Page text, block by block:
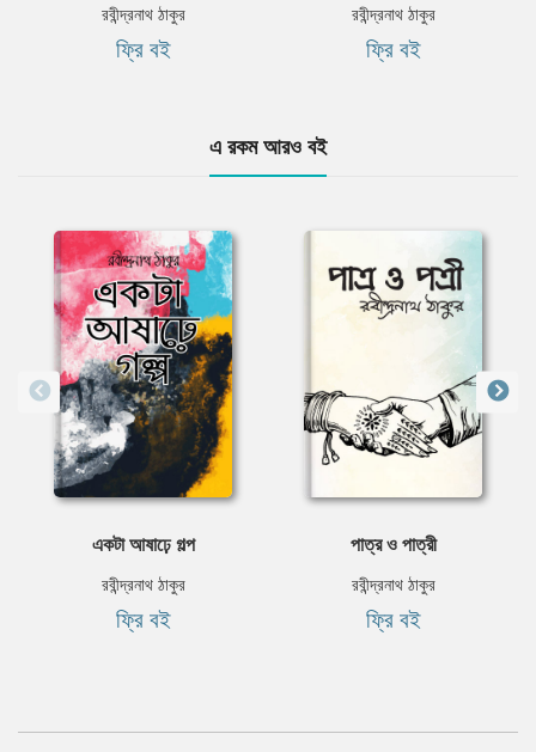
রবীন্দ্রনাথ ঠাকুর
ফ্রি বই
রবীন্দ্রনাথ ঠাকুর
ফ্রি বই
এ রকম আরও বই
একটা আষাঢ়ে গল্প
রবীন্দ্রনাথ ঠাকুর
ফ্রি বই
পাত্র ও পাত্রী
রবীন্দ্রনাথ ঠাকুর
ফ্রি বই